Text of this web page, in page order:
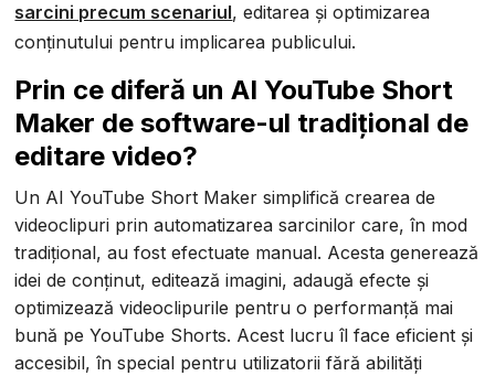
sarcini precum scenariul, editarea și optimizarea
conținutului pentru implicarea publicului.
Prin ce diferă un AI YouTube Short
Maker de software-ul tradițional de
editare video?
Un AI YouTube Short Maker simplifică crearea de
videoclipuri prin automatizarea sarcinilor care, în mod
tradițional, au fost efectuate manual. Acesta generează
idei de conținut, editează imagini, adaugă efecte și
optimizează videoclipurile pentru o performanță mai
bună pe YouTube Shorts. Acest lucru îl face eficient și
accesibil, în special pentru utilizatorii fără abilități